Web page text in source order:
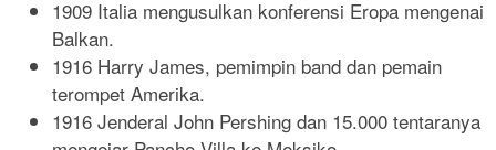
1909 Italia mengusulkan konferensi Eropa mengenai
Balkan.
1916 Harry James, pemimpin band dan pemain
terompet Amerika.
1916 Jenderal John Pershing dan 15.000 tentaranya